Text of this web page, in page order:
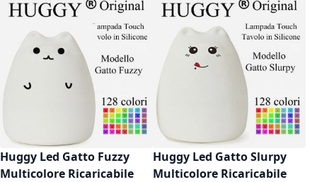
Huggy Led Gatto Fuzzy
Multicolore Ricaricabile
Huggy Led Gatto Slurpy
Multicolore Ricaricabile